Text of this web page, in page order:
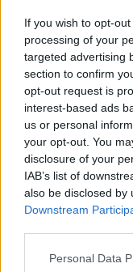
If you wish to opt-
processing of your
targeted advertising
section to confirm
opt-out request is
interest-based ads
us or personal
your opt-out. You
disclosure of your
IAB’s list of
also be disclosed by
Downstream
Personal Data
UFFICIALE
Al momento della
non ha ancora
disservizio.
In risposta a questa
online sta utilizzando
condividere le loro
Aggiornamento ore